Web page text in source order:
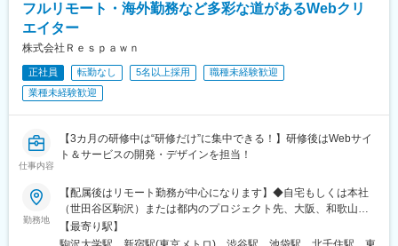
駅前駅、栄駅(愛知県)、矢場町駅、犬山遊園駅、第一通り駅、日吉
町駅、東静岡駅、ジヤトコ前駅、天神南駅、香椎宮前駅、香椎神
宮駅、紫駅、櫛田神社前駅、鹿児島中央駅、桜島桟橋通駅、神田
駅(鹿児島県)、二本木口駅、水前寺駅、長崎駅(長崎県)
フルリモート・海外勤務など多彩な道があるWebクリ
エイター
株式会社Ｒｅｓｐａｗｎ
正社員 転勤なし 5名以上採用
職種未経験歓迎
業種未経験歓迎
仕事内容
【3カ月の研修中は“研修だけ”に集中できる！】研修後はWebサイ
ト＆サービスの開発・デザインを担当！
勤務地
【配属後はリモート勤務が中心になります】◆自宅もしくは本社
（世田谷区駒沢）または都内のプロジェクト先、大阪、和歌山
市、白浜町、長野市、海外（アメリカなど）※転居を伴う転勤はあ
りません。【本社】東京都世田谷区駒沢5-26-7 駒沢パークサイド
【最寄り駅】